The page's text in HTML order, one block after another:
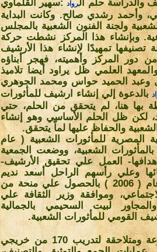
والدراسة حلم الرواد:سهير القلماوي
وأحمد رشدي صالح. وكانت البداية
الشعبية ولجنة الفنون الشعبية بالمجلس
وبإنشاء هذا المركز نشطت حركة
تصنيفها تمهيدًا لإنشاء هذا الأرشيف
المركز وأهميته، فهجر أبناؤه
العلمي ظل يراود أيضا تلاميذ
الحميد حواس ومحمد الجوهري
بالدعوة إلي إنشاء ارشيف للمأثورات
بها هنا، لم يتحقق من الحلم، حتي
لكن ظل الحلم الأساسي وهو إنشاء
والحفاظ عليها لماّ يتحقق.
المصرية للمأثورات الشعبية ( عام
بالمأثورات الشعبية، ووضعت الجمعية
العمل علي تحقيق الأرشيف-
وعلي رأسهم الراحل أسعد نديم
وبقيادته أن يبدأوا الخطوة الأولي في عام ( 2006 ) بالحصول علي منحة من
وموافقة وزير الثقافة علي
لبيت السحيمي بالجمالية
القومي للمأثورات الشعبية.
من أجل ذلك .. كانت الخطوات متسارعة ومتلاحقة لتدريب 170 من خريجي